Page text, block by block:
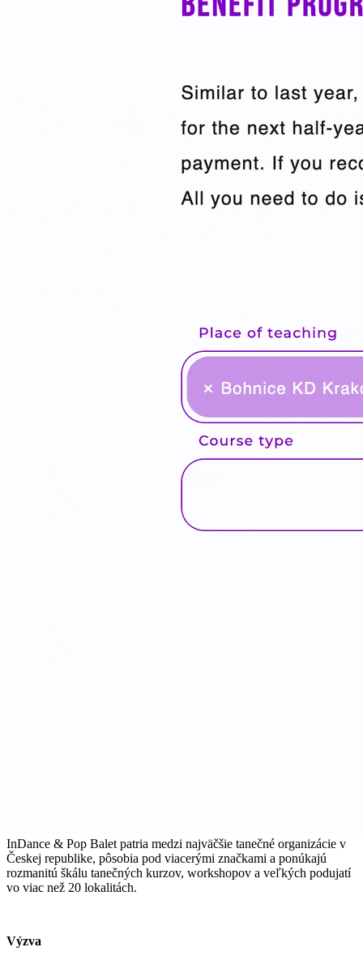
InDance & Pop Balet patria medzi najväčšie tanečné organizácie v
Českej republike, pôsobia pod viacerými značkami a ponúkajú
rozmanitú škálu tanečných kurzov, workshopov a veľkých podujatí
vo viac než 20 lokalitách.
Výzva